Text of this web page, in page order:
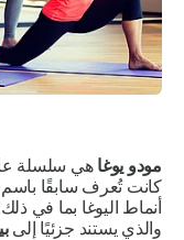
مودو يوغاهي سلسلة
كانت تُعرف سابقًا باسم
أنماط اليوغا بما في ذلك
والذي يستند جزئيًا إلى